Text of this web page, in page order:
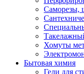
Саморезы,
Хомуты
Бытовая химия
Гели для